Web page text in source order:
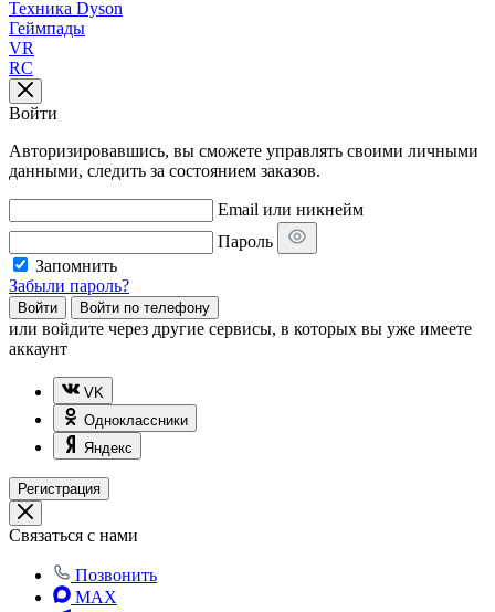
Техника Dyson
Геймпады
VR
RC
Войти
Авторизировавшись, вы сможете управлять своими личными
данными, следить за состоянием заказов.
Email или никнейм
Пароль
Запомнить
Забыли пароль?
Войти Войти по телефону
или войдите через другие сервисы, в которых вы уже имеете
аккаунт
VK
Одноклассники
Яндекс
Регистрация
Связаться с нами
Позвонить
MAX